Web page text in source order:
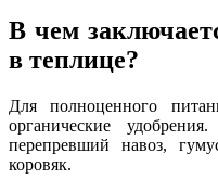
В чем
в теплице?
Для полноценного
органические
перепревший навоз,
коровяк.